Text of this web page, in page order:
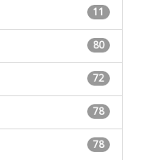
11
80
72
78
78